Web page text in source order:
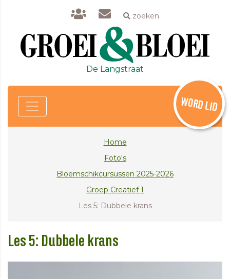
zoeken
De Langstraat
WORD LID
Home
Foto's
Bloemschikcursussen 2025-2026
Groep Creatief 1
Les 5: Dubbele krans
Les 5: Dubbele krans